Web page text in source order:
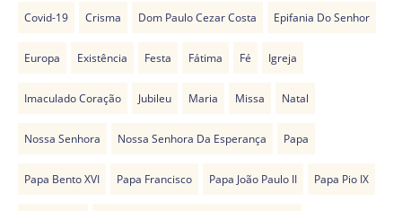
Covid-19 Crisma Dom Paulo Cezar Costa Epifania Do Senhor
Europa Existência Festa Fátima Fé Igreja
Imaculado Coração Jubileu Maria Missa Natal
Nossa Senhora Nossa Senhora Da Esperança Papa
Papa Bento XVI Papa Francisco Papa João Paulo II Papa Pio IX